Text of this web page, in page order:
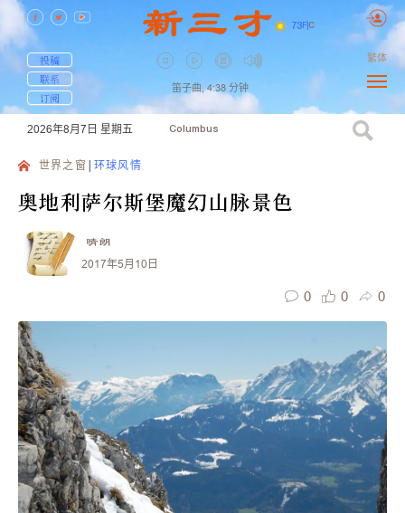
73F| C
投稿
联系
订阅
笛子曲, 4:38 分钟
繁体
2026年8月7日 星期五 Columbus
世界之窗 环球风情
奥地利萨尔斯堡魔幻山脉景色
晴朗
2017年5月10日
0 0 0